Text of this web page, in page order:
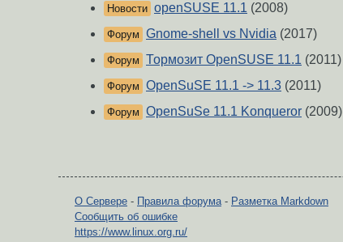
Новости openSUSE 11.1 (2008)
Форум Gnome-shell vs Nvidia (2017)
Форум Тормозит OpenSUSE 11.1 (2011)
Форум OpenSuSE 11.1 -> 11.3 (2011)
Форум OpenSuSe 11.1 Konqueror (2009)
О Сервере - Правила форума- Разметка Markdown
Сообщить об ошибке
https://www.linux.org.ru/